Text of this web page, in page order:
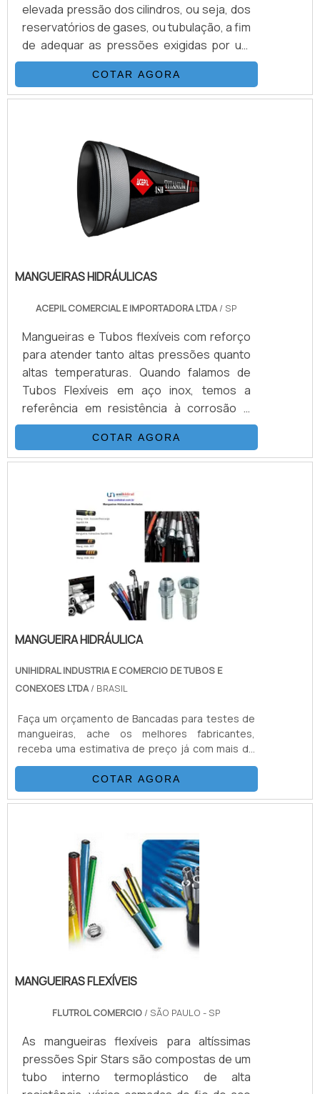
elevada pressão dos cilindros, ou seja, dos
reservatórios de gases, ou tubulação, a fim
de adequar as pressões exigidas por um
determinado equipamento ou projeto.São
utensílios desenhados para que haja
compatibilidade somente com os gases
seguro e adequado do sistema ao qual o
regulador de pressão é
designado.VANTAGENS FUNDAMENTAIS EM
COTAR AGORA
MANGUEIRAS HIDRÁULICAS
ACEPIL COMERCIAL E IMPORTADORA LTDA / SP
Mangueiras e Tubos flexíveis com reforço
para atender tanto altas pressões quanto
altas temperaturas. Quando falamos de
Tubos Flexíveis em aço inox, temos a
referência em resistência à corrosão e
durabilidade de sistemas. Podem ser
fabricadas em aço inox 304, 321 ou 316
conforme necessidade do projeto. Já as
atender altas pressões, de acordo com as
normas SAE100 de R1 até R16 e DIN EN856.
COTAR AGORA
MANGUEIRA HIDRÁULICA
UNIHIDRAL INDUSTRIA E COMERCIO DE TUBOS E
CONEXOES LTDA/ BRASIL
Faça um orçamento de Bancadas para testes de
mangueiras, ache os melhores fabricantes,
receba uma estimativa de preço já com mais de
50 distribuidores
COTAR AGORA
MANGUEIRAS FLEXÍVEIS
FLUTROL COMERCIO / SÃO PAULO - SP
As mangueiras flexíveis para altíssimas
pressões Spir Stars são compostas de um
tubo interno termoplástico de alta